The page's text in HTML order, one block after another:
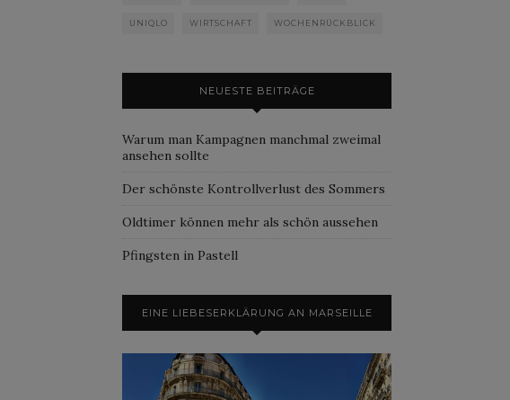
UNIQLO WIRTSCHAFT WOCHENRÜCKBLICK
NEUESTE BEITRÄGE
Warum man Kampagnen manchmal zweimal
ansehen sollte
Der schönste Kontrollverlust des Sommers
Oldtimer können mehr als schön aussehen
Pfingsten in Pastell
EINE LIEBESERKLÄRUNG AN MARSEILLE